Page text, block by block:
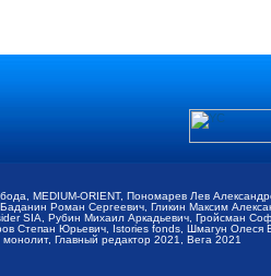
MEDIUM-ORIENT, Пономарев Лев
Роман Сергеевич, Гликин Максим
SIA, Рубин Михаил Аркадьевич, Гройсман
Степан Юрьевич, Istories fonds, Шмагун Олеся
Главный редактор 2021, Вега 2021